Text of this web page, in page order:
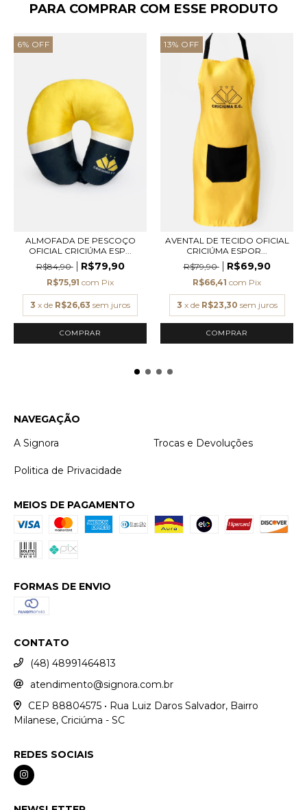
PARA COMPRAR COM ESSE PRODUTO
6% OFF
ALMOFADA DE PESCOÇO
OFICIAL CRICIÚMA ESP...
R$84,90
R$79,90
R$75,91 com Pix
3 x de R$26,63 sem juros
13% OFF
AVENTAL DE TECIDO OFICIAL
CRICIÚMA ESPOR...
R$79,90
R$69,90
R$66,41 com Pix
3 x de R$23,30 sem juros
COMPRAR
NAVEGAÇÃO
A Signora
Trocas e Devoluções
Politica de Privacidade
MEIOS DE PAGAMENTO
FORMAS DE ENVIO
CONTATO
(48) 48991464813
atendimento@signora.com.br
CEP 88804575 • Rua Luiz Daros Salvador, Bairro
Milanese, Criciúma - SC
REDES SOCIAIS